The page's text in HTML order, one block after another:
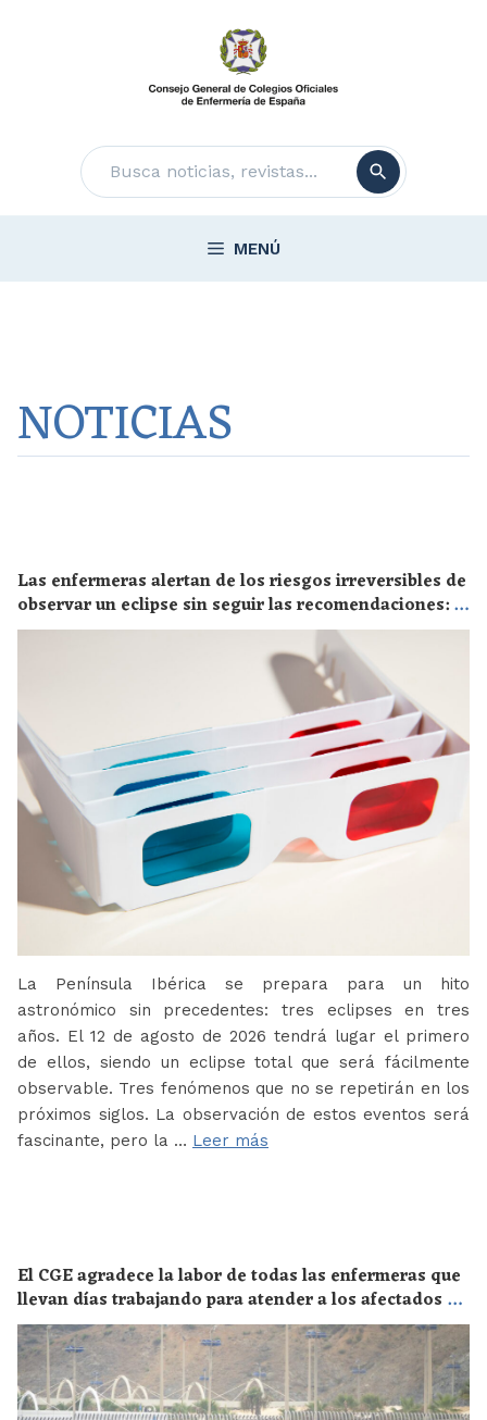
Buscar
MENÚ
NOTICIAS
Las enfermeras alertan de los riesgos irreversibles de
observar un eclipse sin seguir las recomendaciones: la
retinopatía solar es el mayor de los peligros
La Península Ibérica se prepara para un hito
astronómico sin precedentes: tres eclipses en tres
años. El 12 de agosto de 2026 tendrá lugar el primero
de ellos, siendo un eclipse total que será fácilmente
observable. Tres fenómenos que no se repetirán en los
próximos siglos. La observación de estos eventos será
fascinante, pero la … Leer más
El CGE agradece la labor de todas las enfermeras que
llevan días trabajando para atender a los afectados de
la crisis migratoria de Ceuta